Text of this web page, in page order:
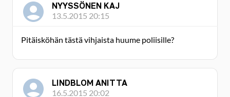
NYYSSÖNEN KAJ
13.5.2015 20:15
Pitäisköhän tästä vihjaista huume poliisille?
LINDBLOM ANITTA
16.5.2015 20:02